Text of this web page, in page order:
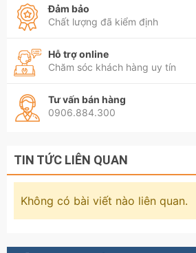
Đảm bảo
Chất lượng đã kiểm định
Hỗ trợ online
Chăm sóc khách hàng uy tín
Tư vấn bán hàng
0906.884.300
TIN TỨC LIÊN QUAN
Không có bài viết nào liên quan.